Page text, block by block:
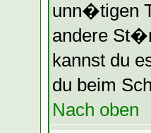
unn�tigen
andere
kannst du
du beim
Nach oben